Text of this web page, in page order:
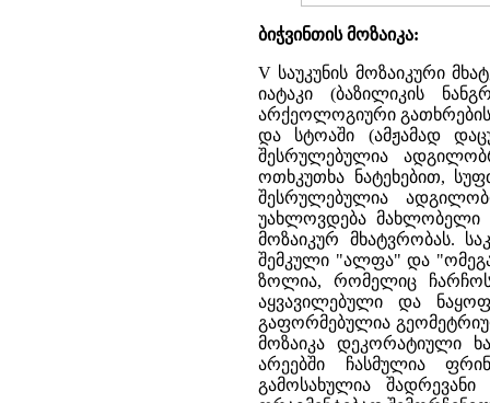
ბიჭვინთის მოზაიკა:
V საუკუნის მოზაიკური
იატაკი (ბაზილიკის
არქეოლოგიური
და სტოაში (ამჟამად
შესრულებულია
ოთხკუთხა ნატეხებით,
შესრულებულია
უახლოვდება მახლობელი
მოზაიკურ მხატვრობას.
შემკული "ალფა" და
ზოლია, რომელიც
აყვავილებული და
გაფორმებულია
მოზაიკა დეკორატიული
არეებში ჩასმულია
გამოსახულია